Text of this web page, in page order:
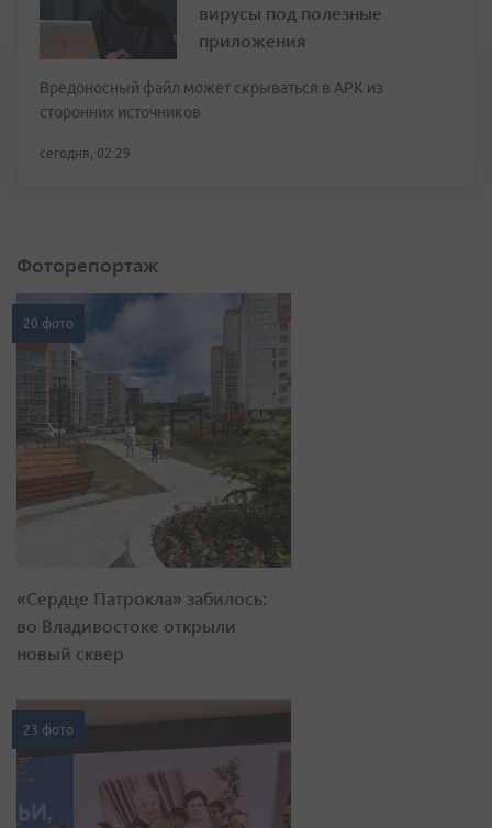
вирусы под полезные
приложения
Вредоносный файл может скрываться в APK из
сторонних источников
сегодня, 02:29
Фоторепортаж
20 фото
«Сердце Патрокла» забилось:
во Владивостоке открыли
новый сквер
23 фото